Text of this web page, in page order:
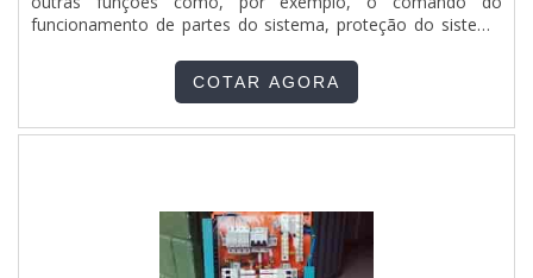
funcionamento de partes do sistema, proteção do sistema
INFORMAÇÕES RELEVANTES SOBRE O PRODUTOOs
quadros elétricos de comando auxiliam contra grande parte
preventivo. Os quadr.
COTAR AGORA